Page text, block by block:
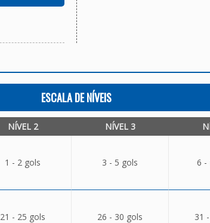
ESCALA DE NÍVEIS
NÍVEL 2 NÍVEL 3
1 - 2 gols 3 - 5 gols 6 -
21 - 25 gols 26 - 30 gols 31